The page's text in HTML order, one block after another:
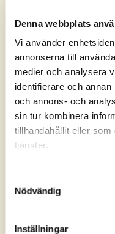
Denna webbplats
Vi använder
annonserna till
medier och analysera
identifierare och
och annons- och
sin tur kombinera
tillhandahållit eller
tjänster.
Nödvändig
Inställningar
Frakt
Har du en rabattkod?
Totalt:
personalisera din
Mina uppgifter